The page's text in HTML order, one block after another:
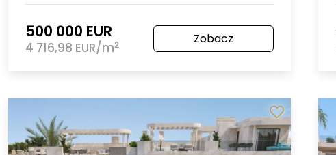
500 000 EUR
4 716,98 EUR/m2 Zobacz